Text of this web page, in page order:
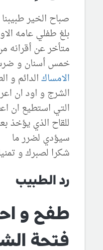
صباح الخير طبيبنا
بلغ طفلي عامه
متأخر عن أقرانه
خمس أسنان و
الامساكالدائم
الشرج و اود ان
التي استطيع ان
للقاح الذي يؤخذ
سيؤدي لضرر ما
شكرا لصبرك و
رد الطبيب
طفح و
فتحة